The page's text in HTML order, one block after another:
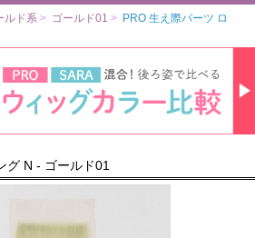
ルド系 > ゴールド01 > PRO 生え際パーツ ロ
グ N - ゴールド01